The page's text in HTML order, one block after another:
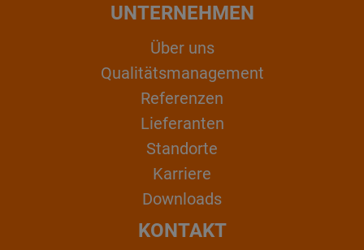
UNTERNEHMEN
Über uns
Qualitätsmanagement
Referenzen
Lieferanten
Standorte
Karriere
Downloads
KONTAKT